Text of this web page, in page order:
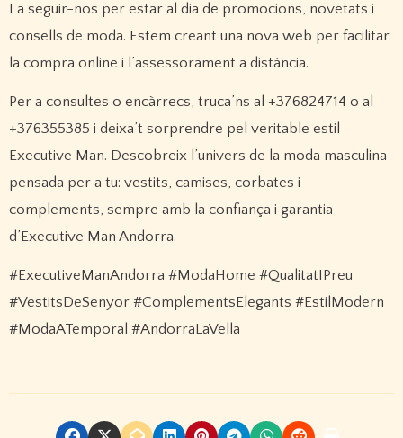
I a seguir-nos per estar al dia de promocions, novetats i
consells de moda. Estem creant una nova web per facilitar
la compra online i l’assessorament a distància.
Per a consultes o encàrrecs, truca’ns al +376824714 o al
+376355385 i deixa’t sorprendre pel veritable estil
Executive Man. Descobreix l’univers de la moda masculina
pensada per a tu: vestits, camises, corbates i
complements, sempre amb la confiança i garantia
d’Executive Man Andorra.
#ExecutiveManAndorra #ModaHome #QualitatIPreu
#VestitsDeSenyor #ComplementsElegants #EstilModern
#ModaATemporal #AndorraLaVella